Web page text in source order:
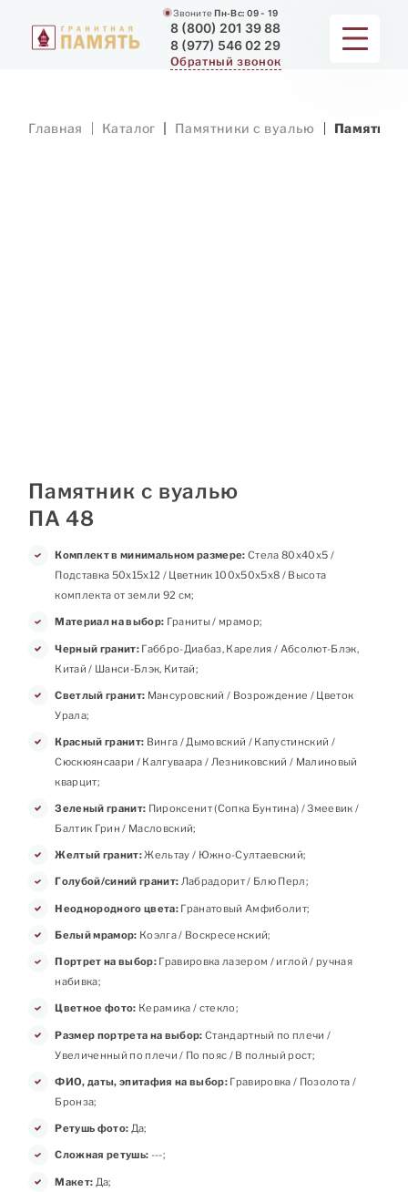
ЗвонитеПн-Вс: 09 - 19
8 (800) 201 39 88
8 (977) 546 02 29
Обратный звонок
Главная Каталог Памятники с вуалью Памятник
Памятник с вуалью
ПА 48
Комплект в минимальном размере: Стела 80х40х5 /
Подставка 50х15х12 / Цветник 100х50х5х8 / Высота
комплекта от земли 92 см;
Материал на выбор: Граниты / мрамор;
Черный гранит:Габбро-Диабаз, Карелия / Абсолют-Блэк,
Китай / Шанси-Блэк, Китай;
Светлый гранит: Мансуровский / Возрождение / Цветок
Урала;
Красный гранит: Винга / Дымовский / Капустинский /
Сюскюянсаари / Калгуваара / Лезниковский / Малиновый
кварцит;
Зеленый гранит: Пироксенит (Сопка Бунтина) / Змеевик /
Балтик Грин / Масловский;
Желтый гранит:Жельтау / Южно-Султаевский;
Голубой/синий гранит: Лабрадорит / Блю Перл;
Неоднородного цвета:Гранатовый Амфиболит;
Белый мрамор: Коэлга / Воскресенский;
Портрет на выбор:Гравировка лазером / иглой / ручная
набивка;
Цветное фото: Керамика / стекло;
Размер портрета на выбор: Стандартный по плечи /
Увеличенный по плечи / По пояс / В полный рост;
ФИО, даты, эпитафия на выбор:Гравировка / Позолота /
Бронза;
Ретушь фото: Да;
Сложная ретушь: ---;
Макет: Да;